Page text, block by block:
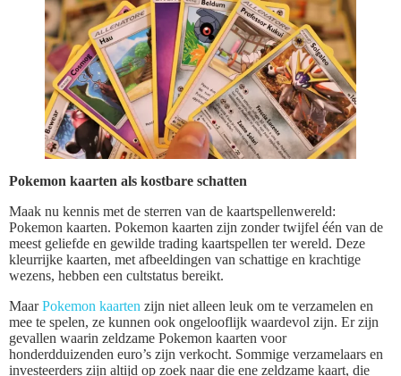
Pokemon kaarten als kostbare schatten
Maak nu kennis met de sterren van de kaartspellenwereld:
Pokemon kaarten. Pokemon kaarten zijn zonder twijfel één van de
meest geliefde en gewilde trading kaartspellen ter wereld. Deze
kleurrijke kaarten, met afbeeldingen van schattige en krachtige
wezens, hebben een cultstatus bereikt.
MaarPokemon kaarten zijn niet alleen leuk om te verzamelen en
mee te spelen, ze kunnen ook ongelooflijk waardevol zijn. Er zijn
gevallen waarin zeldzame Pokemon kaarten voor
honderdduizenden euro’s zijn verkocht. Sommige verzamelaars en
investeerders zijn altijd op zoek naar die ene zeldzame kaart, die